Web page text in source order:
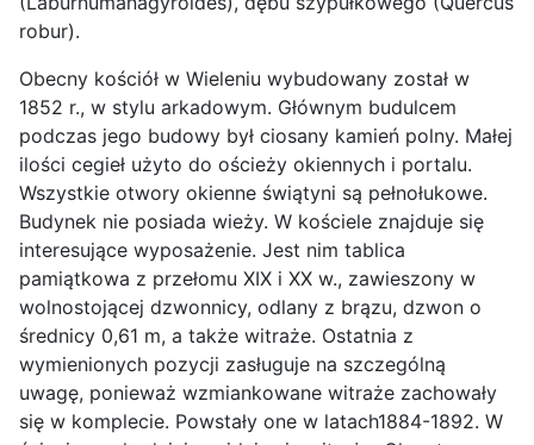
robur).
Obecny kościół w Wieleniu wybudowany został w
1852 r., w stylu arkadowym. Głównym budulcem
podczas jego budowy był ciosany kamień polny. Małej
ilości cegieł użyto do ościeży okiennych i portalu.
Wszystkie otwory okienne świątyni są pełnołukowe.
Budynek nie posiada wieży. W kościele znajduje się
interesujące wyposażenie. Jest nim tablica
pamiątkowa z przełomu XIX i XX w., zawieszony w
wolnostojącej dzwonnicy, odlany z brązu, dzwon o
średnicy 0,61 m, a także witraże. Ostatnia z
wymienionych pozycji zasługuje na szczególną
uwagę, ponieważ wzmiankowane witraże zachowały
się w komplecie. Powstały one w latach1884-1892. W